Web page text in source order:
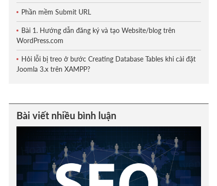
Phần mềm Submit URL
Bài 1. Hướng dẫn đăng ký và tạo Website/blog trên
WordPress.com
Hỏi lỗi bị treo ở bước Creating Database Tables khi cài đặt
Joomla 3.x trên XAMPP?
Bài viết nhiều bình luận